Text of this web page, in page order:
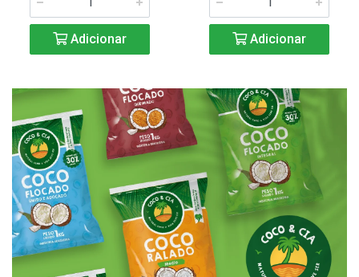
Adicionar Adicionar